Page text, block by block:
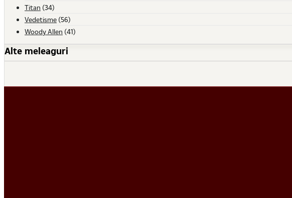
Titan (34)
Vedetisme (56)
Woody Allen (41)
Alte meleaguri